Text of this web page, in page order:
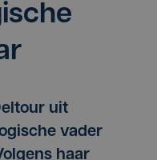
uit
vader
haar